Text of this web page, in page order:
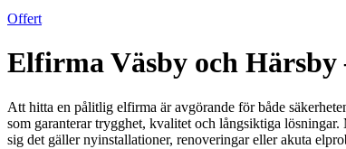
Offert
Elfirma Väsby och
Att hitta en pålitlig elfirma är avgörande för både
som garanterar trygghet, kvalitet och långsiktiga
sig det gäller nyinstallationer, renoveringar eller akuta